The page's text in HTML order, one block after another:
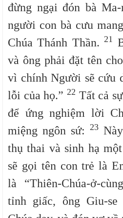
đừng ngại đón bà
người con bà cưu
Chúa Thánh Thần.21
và ông phải đặt tên
vì chính Người sẽ cứu
lỗi của họ.” 22 Tất cả
để ứng nghiệm lời
miệng ngôn sứ: 23Này
thụ thai và sinh hạ
sẽ gọi tên con trẻ là
là “Thiên-Chúa-ở-
tỉnh giấc, ông Giu-